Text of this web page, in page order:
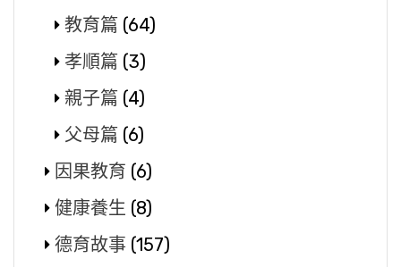
教育篇 (64)
孝順篇 (3)
親子篇 (4)
父母篇 (6)
因果教育 (6)
健康養生 (8)
德育故事 (157)